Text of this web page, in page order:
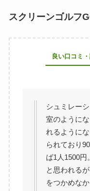
スクリーンゴルフ
良い口コミ
シュミレー
室のように
れるように
られており
ば1人1500
と思われる
をつかめな